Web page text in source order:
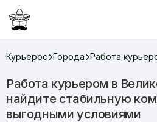
Курьерос Города Работа
Работа курьером в
найдите стабильную
выгодными условиями